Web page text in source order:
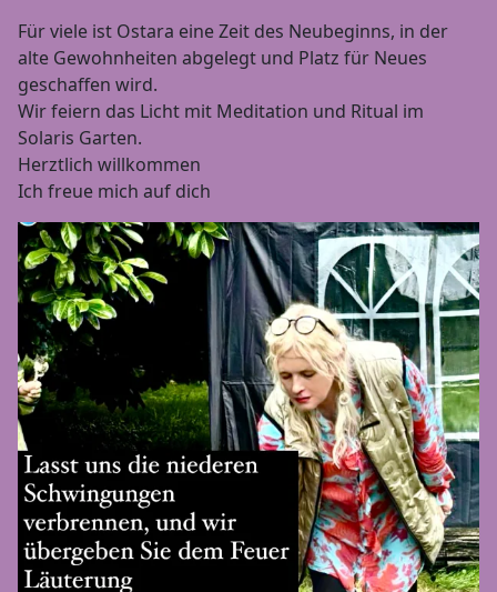
Für viele ist Ostara eine Zeit des Neubeginns, in der
alte Gewohnheiten abgelegt und Platz für Neues
geschaffen wird.
Wir feiern das Licht mit Meditation und Ritual im
Solaris Garten.
Herztlich willkommen
Ich freue mich auf dich